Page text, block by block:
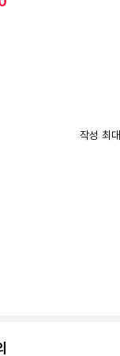
작성 최대